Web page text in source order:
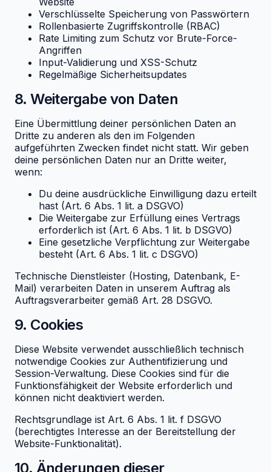
Verschlüsselte Speicherung von Passwörtern
Rollenbasierte Zugriffskontrolle (RBAC)
Rate Limiting zum Schutz vor Brute-Force-
Angriffen
Input-Validierung und XSS-Schutz
Regelmäßige Sicherheitsupdates
8. Weitergabe von Daten
Eine Übermittlung deiner persönlichen Daten an
Dritte zu anderen als den im Folgenden
aufgeführten Zwecken findet nicht statt. Wir geben
deine persönlichen Daten nur an Dritte weiter,
wenn:
Du deine ausdrückliche Einwilligung dazu erteilt
hast (Art. 6 Abs. 1 lit. a DSGVO)
Die Weitergabe zur Erfüllung eines Vertrags
erforderlich ist (Art. 6 Abs. 1 lit. b DSGVO)
Eine gesetzliche Verpflichtung zur Weitergabe
besteht (Art. 6 Abs. 1 lit. c DSGVO)
Technische Dienstleister (Hosting, Datenbank, E-
Mail) verarbeiten Daten in unserem Auftrag als
Auftragsverarbeiter gemäß Art. 28 DSGVO.
9. Cookies
Diese Website verwendet ausschließlich technisch
notwendige Cookies zur Authentifizierung und
Session-Verwaltung. Diese Cookies sind für die
Funktionsfähigkeit der Website erforderlich und
können nicht deaktiviert werden.
Rechtsgrundlage ist Art. 6 Abs. 1 lit. f DSGVO
(berechtigtes Interesse an der Bereitstellung der
Website-Funktionalität).
10. Änderungen dieser